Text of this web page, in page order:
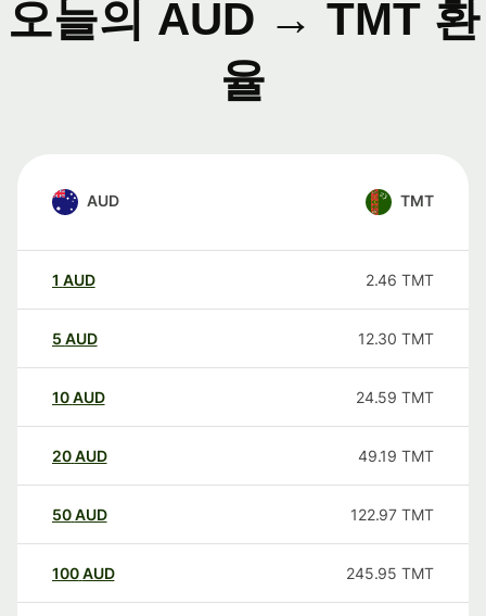
오늘의 AUD → TMT 환
율
AUD TMT
1 AUD 2.46 TMT
5 AUD 12.30 TMT
10AUD 24.59 TMT
20AUD 49.19 TMT
50AUD 122.97 TMT
100AUD 245.95 TMT